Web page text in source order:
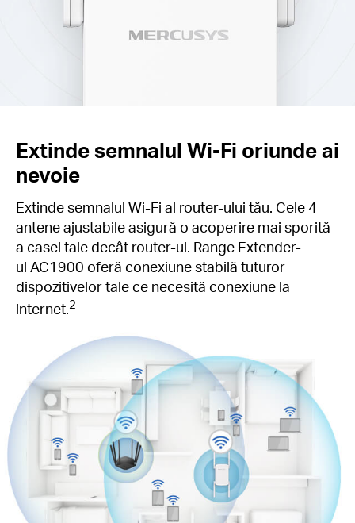
Extinde semnalul Wi-Fi oriunde ai
nevoie
Extinde semnalul Wi-Fi al router-ului tău. Cele 4
antene ajustabile asigură o acoperire mai sporită
a casei tale decât router-ul. Range Extender-
ul AC1900 oferă conexiune stabilă tuturor
dispozitivelor tale ce necesită conexiune la
internet.2